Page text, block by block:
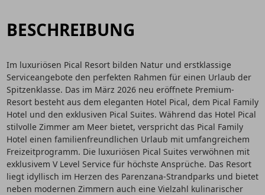
BESCHREIBUNG
Im luxuriösen Pical Resort bilden Natur und erstklassige
Serviceangebote den perfekten Rahmen für einen Urlaub der
Spitzenklasse. Das im März 2026 neu eröffnete Premium-
Resort besteht aus dem eleganten Hotel Pical, dem Pical Family
Hotel und den exklusiven Pical Suites. Während das Hotel Pical
stilvolle Zimmer am Meer bietet, verspricht das Pical Family
Hotel einen familienfreundlichen Urlaub mit umfangreichem
Freizeitprogramm. Die luxuriösen Pical Suites verwöhnen mit
exklusivem V Level Service für höchste Ansprüche. Das Resort
liegt idyllisch im Herzen des Parenzana-Strandparks und bietet
neben modernen Zimmern auch eine Vielzahl kulinarischer